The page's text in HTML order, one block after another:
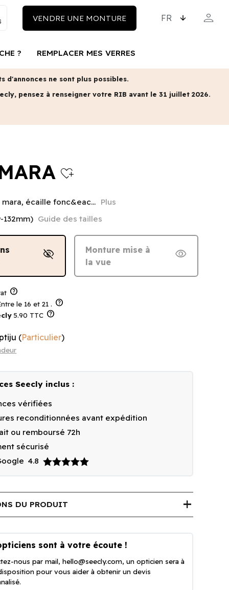
VENDRE UNE MONTURE person
? REMPLACER MES VERRES
d'annonces ne sont plus possibles.
pensez à renseigner votre RIB avant le 31 juillet 2026.
heart_plus
écaille fonc&eac... Plus
132mm) Guide des tailles
visibility_off
Monture mise à
la vue
visibility
help
le 16 et 21 . help
5.90 TTC help
(Particulier)
Seecly inclus :
vérifiées
reconditionnées avant expédition
ou remboursé 72h
sécurisé
4.8
DU PRODUIT add
sont à votre écoute !
nous par mail,hello@seecly.com, un opticien sera à
pour vous aider à obtenir un devis